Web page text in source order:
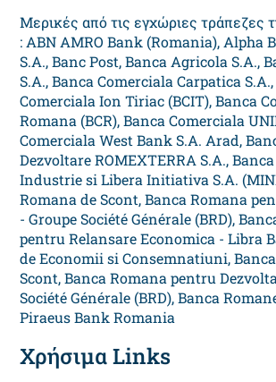
Μερικές από τις εγχώριες τράπεζες
: ABN AMRO Bank (Romania), Alpha
S.A., Banc Post, Banca Agricola S.A.,
S.A., Banca Comerciala Carpatica
Comerciala Ion Tiriac (BCIT), Banca
Romana (BCR), Banca Comerciala
Comerciala West Bank S.A. Arad,
Dezvoltare ROMEXTERRA S.A.,
Industrie si Libera Initiativa S.A.
Romana de Scont, Banca Romana
- Groupe Société Générale (BRD),
pentru Relansare Economica - Libra
de Economii si Consemnatiuni,
Scont, Banca Romana pentru
Société Générale (BRD), Banca
Piraeus Bank Romania
Χρήσιμα Links